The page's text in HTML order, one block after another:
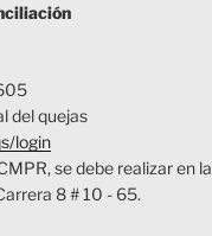
del quejas
login
se debe realizar en la
8 # 10 - 65.